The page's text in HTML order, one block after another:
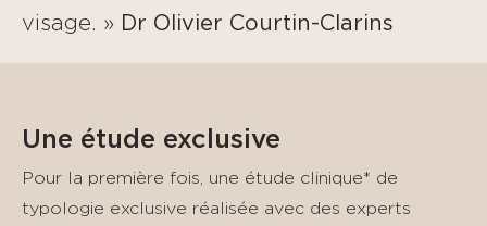
visage. » Dr Olivier Courtin-Clarins
Une étude exclusive
Pour la première fois, une étude clinique* de
typologie exclusive réalisée avec des experts